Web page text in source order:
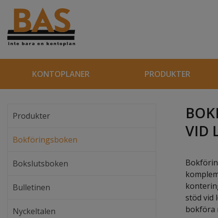
KONTOPLANER PRODUKTER
Produkter
Bokföringsboken
Bokslutsboken
Bulletinen
Nyckeltalen
VID
stöd vid
bokföra